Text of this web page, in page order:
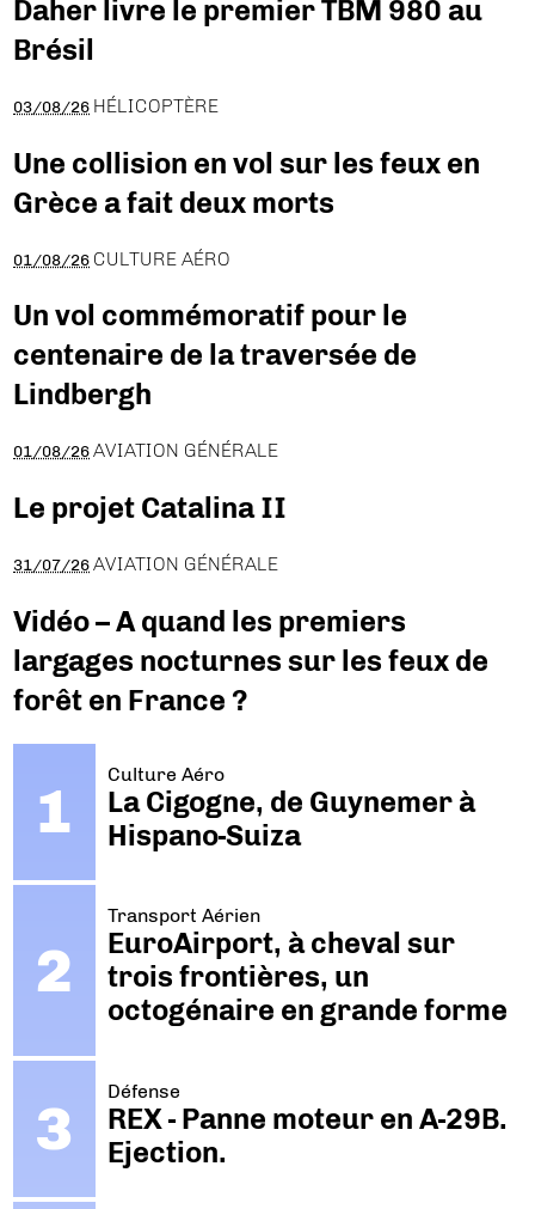
Daher livre le premier TBM 980 au
Brésil
03/08/26 HÉLICOPTÈRE
Une collision en vol sur les feux en
Grèce a fait deux morts
01/08/26 CULTURE AÉRO
Un vol commémoratif pour le
centenaire de la traversée de
Lindbergh
01/08/26 AVIATION GÉNÉRALE
Le projet Catalina II
31/07/26 AVIATION GÉNÉRALE
Vidéo – A quand les premiers
largages nocturnes sur les feux de
forêt en France ?
Culture Aéro
La Cigogne, de Guynemer à
Hispano-Suiza
Transport Aérien
EuroAirport, à cheval sur
trois frontières, un
octogénaire en grande forme
Défense
REX - Panne moteur en A-29B.
Ejection.